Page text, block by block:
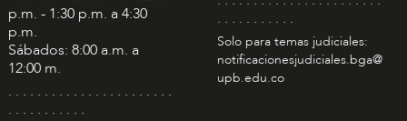
p.m. - 1:30 p.m. a 4:30
p.m.
Sábados: 8:00 a.m. a
12:00 m.
. . . . . . . . . . . . . . . . . . . . . . .
. . . . . . . . . . .
. . . . . . . . . . .
Solo para temas judiciales:
notificacionesjudiciales.bga@
upb.edu.co